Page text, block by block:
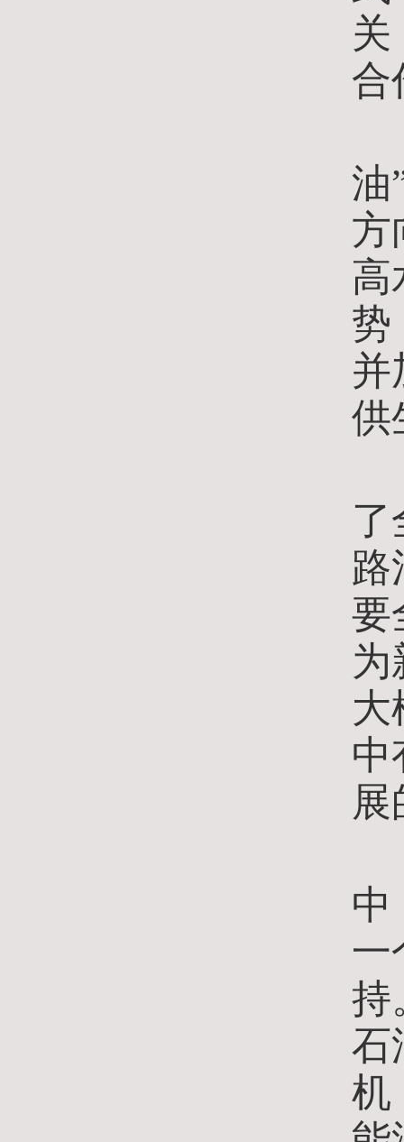
关
合
油
方
高
势
并
供
了
路
要
为
大
中
展
中
一
持
石
机